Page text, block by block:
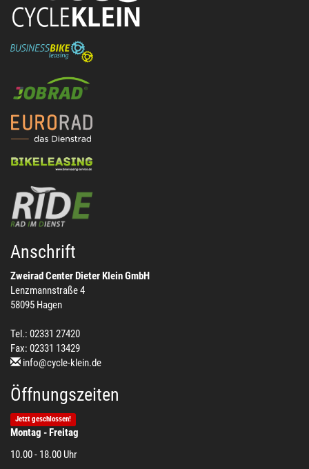
Anschrift
Zweirad Center Dieter Klein GmbH
Lenzmannstraße 4
58095 Hagen
Tel.: 02331 27420
Fax: 02331 13429
info@cycle-klein.de
Öffnungszeiten
Jetzt geschlossen!
Montag - Freitag
10.00 - 18.00 Uhr